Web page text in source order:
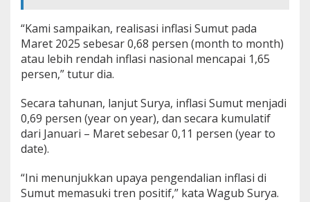
“Kami sampaikan, realisasi inflasi Sumut pada
Maret 2025 sebesar 0,68 persen (month to month)
atau lebih rendah inflasi nasional mencapai 1,65
persen,” tutur dia.
Secara tahunan, lanjut Surya, inflasi Sumut menjadi
0,69 persen (year on year), dan secara kumulatif
dari Januari – Maret sebesar 0,11 persen (year to
date).
“Ini menunjukkan upaya pengendalian inflasi di
Sumut memasuki tren positif,” kata Wagub Surya.